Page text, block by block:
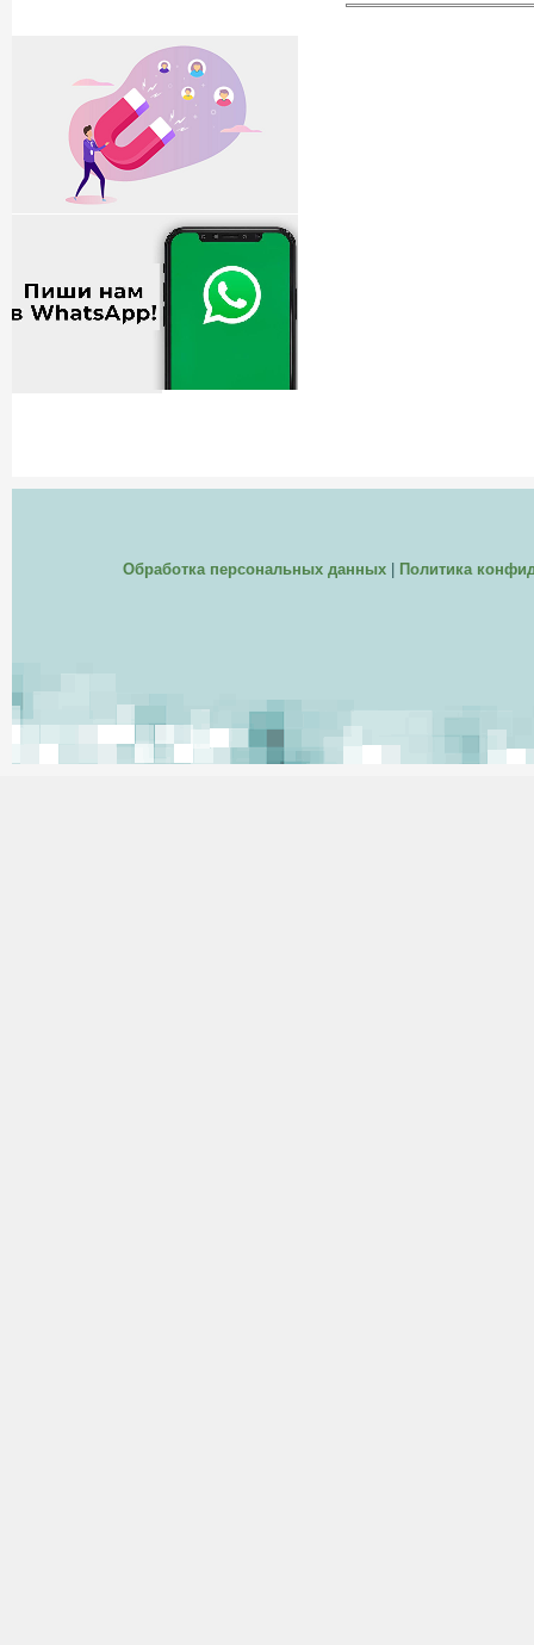
Обработка персональных данных| Политика